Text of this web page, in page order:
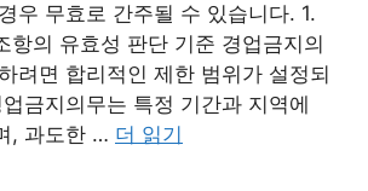
우 무효로 간주될 수 있습니다. 1.
항의 유효성 판단 기준 경업금지의
려면 합리적인 제한 범위가 설정되
금지의무는 특정 기간과 지역에
, 과도한 … 더 읽기